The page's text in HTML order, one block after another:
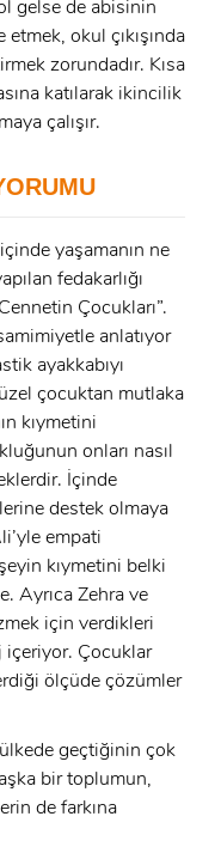
x
Unuttum ?
gelse de abisinin
okul çıkışında
zorundadır. Kısa
katılarak ikincilik
çalışır.
yaşamanın ne
fedakarlığı
Çocukları”.
anlatıyor
ayakkabıyı
çocuktan mutlaka
kıymetini
onları nasıl
İçinde
destek olmaya
empati
kıymetini belki
Ayrıca Zehra ve
için verdikleri
içeriyor. Çocuklar
ölçüde çözümler
geçtiğinin çok
bir toplumun,
de farkına